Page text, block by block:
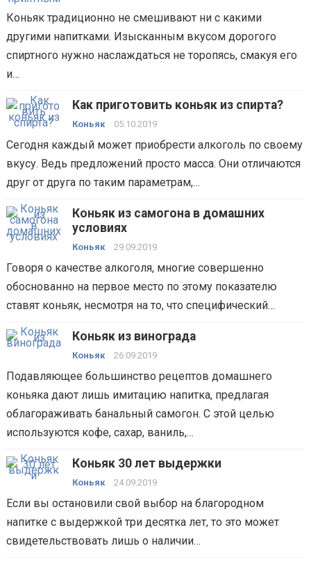
Коньяк традиционно не смешивают ни с какими
другими напитками. Изысканным вкусом дорогого
спиртного нужно наслаждаться не торопясь, смакуя его
и…
Как приготовить коньяк из спирта?
Коньяк 05.10.2019
Сегодня каждый может приобрести алкоголь по своему
вкусу. Ведь предложений просто масса. Они отличаются
друг от друга по таким параметрам,…
Коньяк из самогона в домашних
условиях
Коньяк 29.09.2019
Говоря о качестве алкоголя, многие совершенно
обоснованно на первое место по этому показателю
ставят коньяк, несмотря на то, что специфический…
Коньяк из винограда
Коньяк 26.09.2019
Подавляющее большинство рецептов домашнего
коньяка дают лишь имитацию напитка, предлагая
облагораживать банальный самогон. С этой целью
используются кофе, сахар, ваниль,…
Коньяк 30 лет выдержки
Коньяк 24.09.2019
Если вы остановили свой выбор на благородном
напитке с выдержкой три десятка лет, то это может
свидетельствовать лишь о наличии…